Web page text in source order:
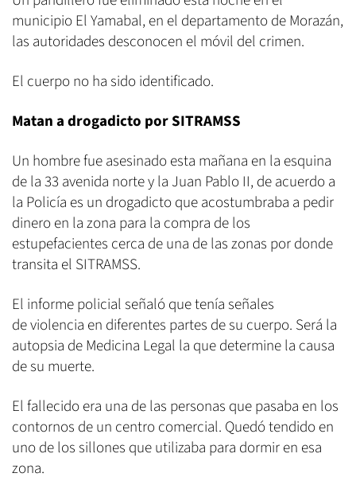
municipio El Yamabal, en el departamento de Morazán,
las autoridades desconocen el móvil del crimen.
El cuerpo no ha sido identificado.
Matan a drogadicto por SITRAMSS
Un hombre fue asesinado esta mañana en la esquina
de la 33 avenida norte y la Juan Pablo II, de acuerdo a
la Policía es un drogadicto que acostumbraba a pedir
dinero en la zona para la compra de los
estupefacientes cerca de una de las zonas por donde
transita el SITRAMSS.
El informe policial señaló que tenía señales
de violencia en diferentes partes de su cuerpo. Será la
autopsia de Medicina Legal la que determine la causa
de su muerte.
El fallecido era una de las personas que pasaba en los
contornos de un centro comercial. Quedó tendido en
uno de los sillones que utilizaba para dormir en esa
zona.